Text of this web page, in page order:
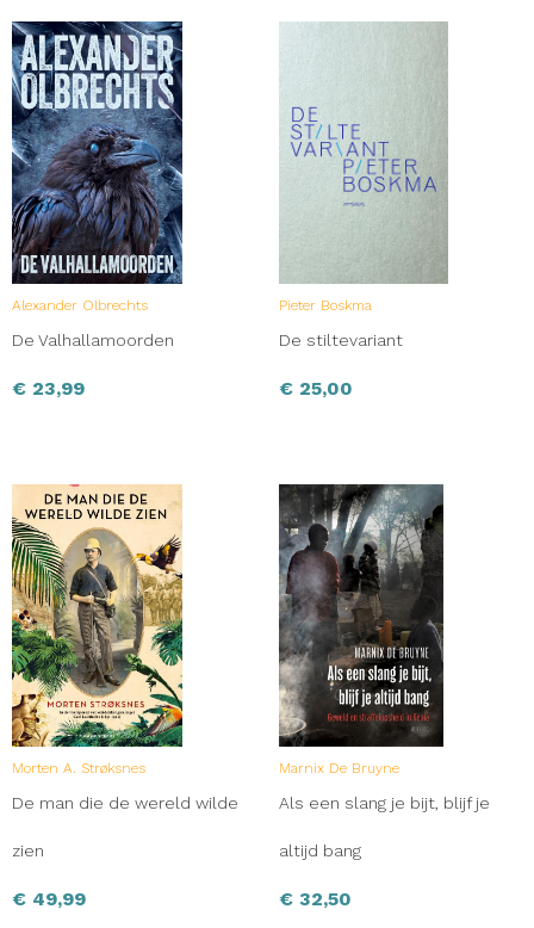
Alexander Olbrechts
De Valhallamoorden
€ 23,99
Pieter Boskma
De stiltevariant
€ 25,00
Morten A. Strøksnes
De man die de wereld wilde
zien
€ 49,99
Marnix De Bruyne
Als een slang je bijt, blijf je
altijd bang
€ 32,50